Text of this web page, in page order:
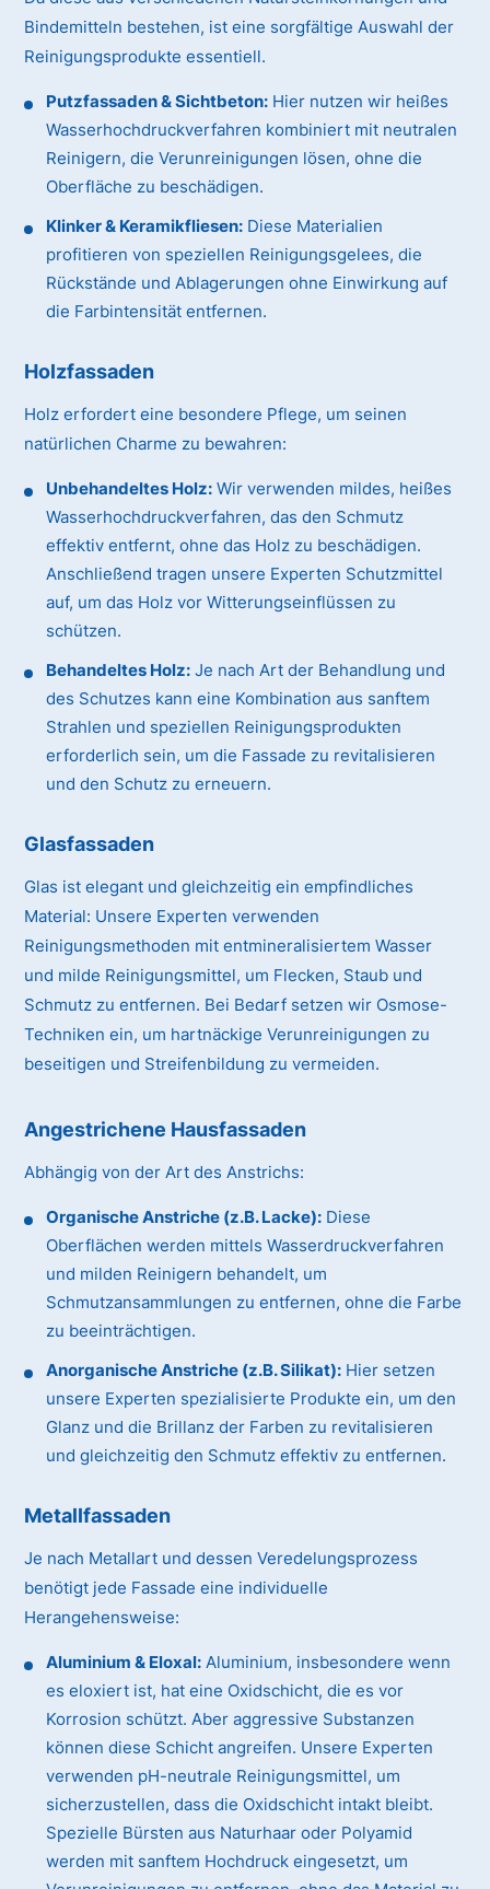
Bindemitteln bestehen, ist eine sorgfältige Auswahl der
Reinigungsprodukte essentiell.
Putzfassaden & Sichtbeton: Hier nutzen wir heißes
Wasserhochdruckverfahren kombiniert mit neutralen
Reinigern, die Verunreinigungen lösen, ohne die
Oberfläche zu beschädigen.
Klinker & Keramikfliesen: Diese Materialien
profitieren von speziellen Reinigungsgelees, die
Rückstände und Ablagerungen ohne Einwirkung auf
die Farbintensität entfernen.
Holzfassaden
Holz erfordert eine besondere Pflege, um seinen
natürlichen Charme zu bewahren:
Unbehandeltes Holz: Wir verwenden mildes, heißes
Wasserhochdruckverfahren, das den Schmutz
effektiv entfernt, ohne das Holz zu beschädigen.
Anschließend tragen unsere Experten Schutzmittel
auf, um das Holz vor Witterungseinflüssen zu
schützen.
Behandeltes Holz: Je nach Art der Behandlung und
des Schutzes kann eine Kombination aus sanftem
Strahlen und speziellen Reinigungsprodukten
erforderlich sein, um die Fassade zu revitalisieren
und den Schutz zu erneuern.
Glasfassaden
Glas ist elegant und gleichzeitig ein empfindliches
Material: Unsere Experten verwenden
Reinigungsmethoden mit entmineralisiertem Wasser
und milde Reinigungsmittel, um Flecken, Staub und
Schmutz zu entfernen. Bei Bedarf setzen wir Osmose-
Techniken ein, um hartnäckige Verunreinigungen zu
beseitigen und Streifenbildung zu vermeiden.
Angestrichene Hausfassaden
Abhängig von der Art des Anstrichs:
Organische Anstriche (z.B. Lacke): Diese
Oberflächen werden mittels Wasserdruckverfahren
und milden Reinigern behandelt, um
Schmutzansammlungen zu entfernen, ohne die Farbe
zu beeinträchtigen.
Anorganische Anstriche (z.B. Silikat): Hier setzen
unsere Experten spezialisierte Produkte ein, um den
Glanz und die Brillanz der Farben zu revitalisieren
und gleichzeitig den Schmutz effektiv zu entfernen.
Metallfassaden
Je nach Metallart und dessen Veredelungsprozess
benötigt jede Fassade eine individuelle
Herangehensweise:
Aluminium & Eloxal: Aluminium, insbesondere wenn
es eloxiert ist, hat eine Oxidschicht, die es vor
Korrosion schützt. Aber aggressive Substanzen
können diese Schicht angreifen. Unsere Experten
verwenden pH-neutrale Reinigungsmittel, um
sicherzustellen, dass die Oxidschicht intakt bleibt.
Spezielle Bürsten aus Naturhaar oder Polyamid
werden mit sanftem Hochdruck eingesetzt, um